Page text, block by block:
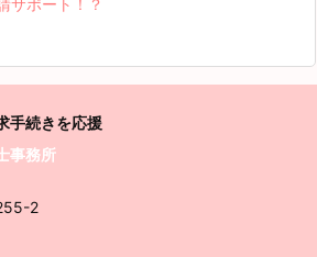
サポート！？
手続きを応援
事務所
2